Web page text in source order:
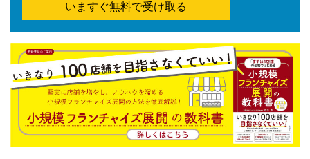
いますぐ無料で受け取る